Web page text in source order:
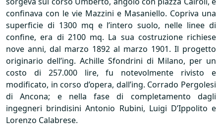
confinava con le vie Mazzini e Masaniello. Copriva una
superficie di 1300 mq e l’intero suolo, nelle linee di
confine, era di 2100 mq. La sua costruzione richiese
nove anni, dal marzo 1892 al marzo 1901. Il progetto
originario dell’ing. Achille Sfondrini di Milano, per un
costo di 257.000 lire, fu notevolmente rivisto e
modificato, in corso d’opera, dall’ing. Corrado Pergolesi
di Ancona; e nella fase di completamento dagli
ingegneri brindisini Antonio Rubini, Luigi D’Ippolito e
Lorenzo Calabrese.